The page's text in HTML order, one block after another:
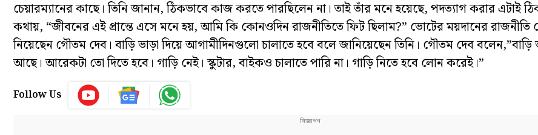
চেয়ারম্যানের কাছে। তিনি জানান, ঠিকভাবে কাজ করতে পারছিলেন না। তাই তাঁর মনে হয়েছে, পদত্যাগ করার এটাই
কথায়, “জীবনের এই প্রান্তে এসে মনে হয়, আমি কি কোনওদিন রাজনীতিতে ফিট ছিলাম?” ভোটের ময়দানের রাজনীতি
নিয়েছেন গৌতম দেব। বাড়ি ভাড়া দিয়ে আগামীদিনগুলো চালাতে হবে বলে জানিয়েছেন তিনি। গৌতম দেব বলেন,”বাড়ি
আছে। আরেকটা তো দিতে হবে। গাড়ি নেই। স্কুটার, বাইকও চালাতে পারি না। গাড়ি নিতে হবে লোন করেই।”
Follow Us